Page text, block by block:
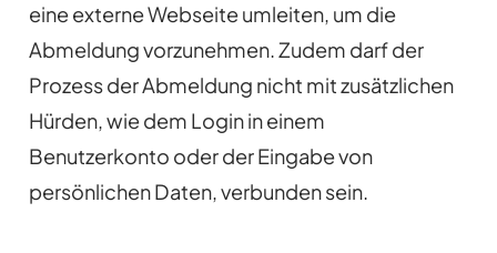
eine externe Webseite umleiten, um die
Abmeldung vorzunehmen. Zudem darf der
Prozess der Abmeldung nicht mit zusätzlichen
Hürden, wie dem Login in einem
Benutzerkonto oder der Eingabe von
persönlichen Daten, verbunden sein.